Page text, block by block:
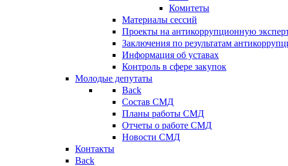
Комитеты
Материалы сессий
Проекты на антикоррупционную
Заключения по результатам
Информация об уставах
Контроль в сфере закупок
Молодые депутаты
Back
Состав СМД
Планы работы СМД
Отчеты о работе СМД
Новости СМД
Контакты
Back